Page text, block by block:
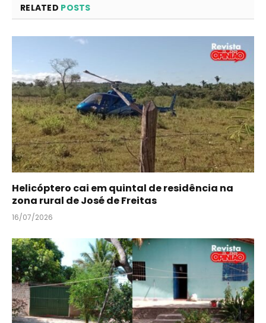
RELATED POSTS
Helicóptero cai em quintal de residência na
zona rural de José de Freitas
16/07/2026